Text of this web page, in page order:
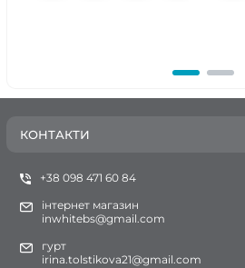
КОНТАКТИ
+38 098 471 60 84
інтернет магазин
inwhitebs@gmail.com
гурт
irina.tolstikova21@gmail.com